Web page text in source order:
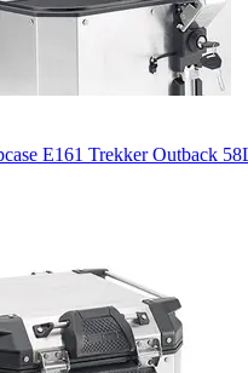
E161 Trekker Outback